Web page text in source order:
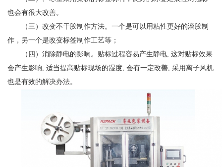
也会有很大改善。
（三）改变不干胶制作方法。一个是可以用粘性更好的溶胶制
作，另一个是改变标签制作工艺等；
（四）消除静电的影响。贴标过程容易产生静电, 这对贴标效果
会产生影响, 适当提高贴标现场的湿度, 会有一定改善, 采用离子风机
也是有效的解决办法。